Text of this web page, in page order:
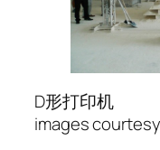
D形打印机
images